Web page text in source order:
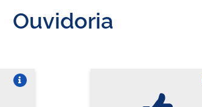
Ouvidoria